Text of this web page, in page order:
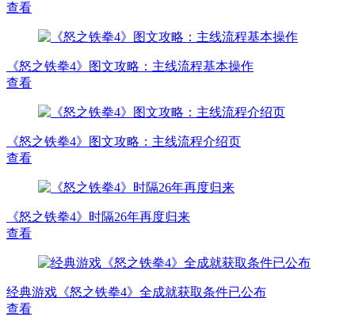
查看
《怒之铁拳4》图文攻略：主线流程基本操作
查看
《怒之铁拳4》图文攻略：主线流程介绍页
查看
《怒之铁拳4》时隔26年再度归来
查看
经典游戏《怒之铁拳4》全成就获取条件已公布
查看